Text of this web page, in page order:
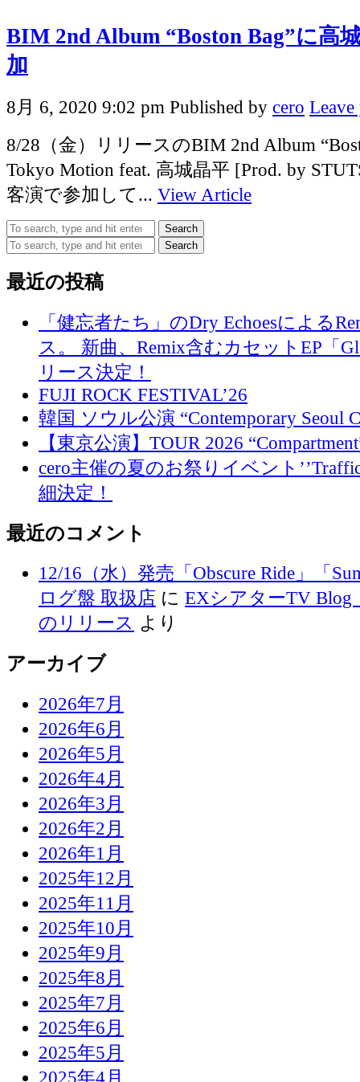
BIM 2nd Album “Boston Bag”に高
加
8月 6, 2020 9:02 pm Published by cero
8/28（金）リリースのBIM 2nd Album
Tokyo Motion feat. 高城晶平 [Prod. by
客演で参加して... View Article
Search
Search
最近の投稿
「健忘者たち」のDry Echoesによる
ス。 新曲、Remix含むカセットEP「
リース決定！
FUJI ROCK FESTIVAL’26
韓国 ソウル公演 “Contemporary Seoul
【東京公演】TOUR 2026
cero主催の夏のお祭りイベント
細決定！
最近のコメント
12/16（水）発売「Obscure Ride」「
ログ盤 取扱店 に EXシアターTV Blog
のリリース より
アーカイブ
2026年7月
2026年6月
2026年5月
2026年4月
2026年3月
2026年2月
2026年1月
2025年12月
2025年11月
2025年10月
2025年9月
2025年8月
2025年7月
2025年6月
2025年5月
2025年4月